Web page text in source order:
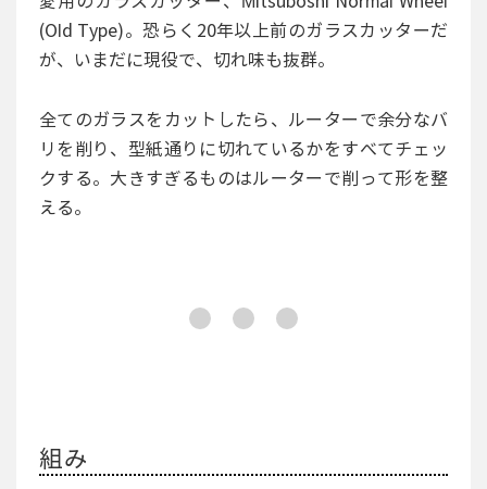
(Old Type)。恐らく20年以上前のガラスカッターだ
が、いまだに現役で、切れ味も抜群。
全てのガラスをカットしたら、ルーターで余分なバ
リを削り、型紙通りに切れているかをすべてチェッ
クする。大きすぎるものはルーターで削って形を整
える。
組み